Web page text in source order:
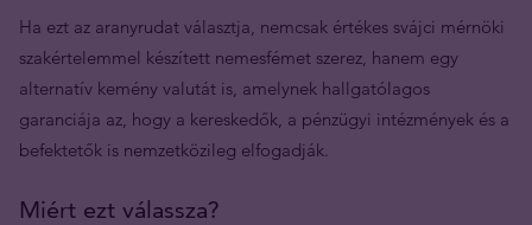
Ha ezt az aranyrudat választja, nemcsak értékes svájci mérnöki
szakértelemmel készített nemesfémet szerez, hanem egy
alternatív kemény valutát is, amelynek hallgatólagos
garanciája az, hogy a kereskedők, a pénzügyi intézmények és a
befektetők is nemzetközileg elfogadják.
Miért ezt válassza?